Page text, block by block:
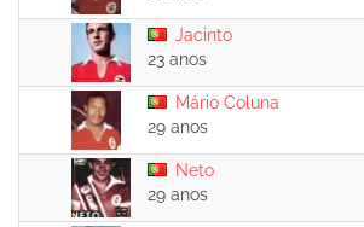
Jacinto
23 anos
Mário Coluna
29 anos
Neto
29 anos